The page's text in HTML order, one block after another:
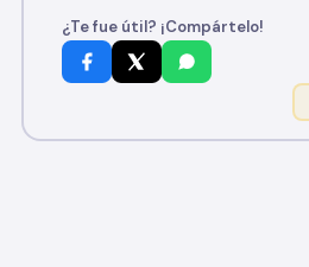
¿Te fue útil? ¡Compártelo!